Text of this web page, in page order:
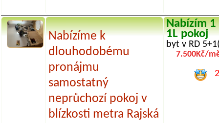
Nabízíme k
dlouhodobému
pronájmu
samostatný
neprůchozí pokoj v
blízkosti metra Rajská
Nabízím
1L pokoj
byt v RD
7.500Kč/